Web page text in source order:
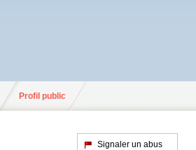
Profil public
Signaler un abus